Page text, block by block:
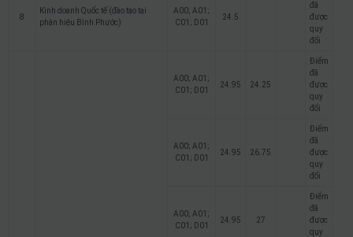
8
Kinh doanh Quốc tế (đào tạo tại
phân hiệu Bình Phước)
A00; A01;
C01; D01
24.5
đã
được
quy
đổi
A00; A01;
C01; D01
24.95 24.25
Điểm
đã
được
quy
đổi
A00; A01;
C01; D01
24.95 26.75
Điểm
đã
được
quy
đổi
A00; A01;
C01; D01
24.95 27
Điểm
đã
được
quy